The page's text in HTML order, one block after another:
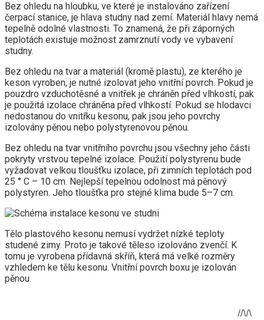
Bez ohledu na hloubku, ve které je instalováno zařízení
čerpací stanice, je hlava studny nad zemí. Materiál hlavy nemá
tepelně odolné vlastnosti. To znamená, že při záporných
teplotách existuje možnost zamrznutí vody ve vybavení
studny.
Bez ohledu na tvar a materiál (kromě plastu), ze kterého je
keson vyroben, je nutné izolovat jeho vnitřní povrch. Pokud je
pouzdro vzduchotěsné a vnitřek je chráněn před vlhkostí, pak
je použitá izolace chráněna před vlhkostí. Pokud se hlodavci
nedostanou do vnitřku kesonu, pak jsou jeho povrchy
izolovány pěnou nebo polystyrenovou pěnou.
Bez ohledu na tvar vnitřního povrchu jsou všechny jeho části
pokryty vrstvou tepelné izolace. Použití polystyrenu bude
vyžadovat velkou tloušťku izolace, při zimních teplotách pod
25 ° C – 10 cm. Nejlepší tepelnou odolnost má pěnový
polystyren. Jeho tloušťka pro stejné klima bude 5–7 cm.
Tělo plastového kesonu nemusí vydržet nízké teploty
studené zimy. Proto je takové těleso izolováno zvenčí. K
tomu je vyrobena přídavná skříň, která má velké rozměry
vzhledem ke tělu kesonu. Vnitřní povrch boxu je izolován
pěnou.